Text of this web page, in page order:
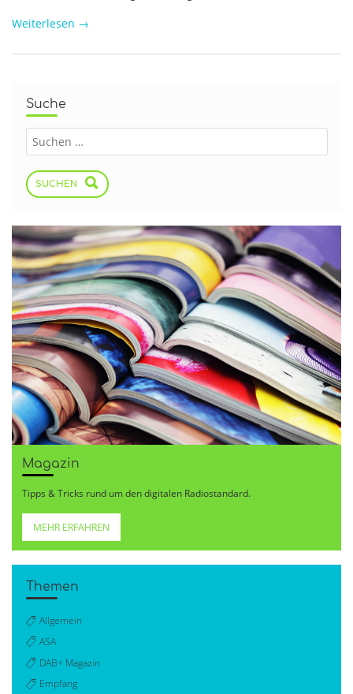
Weiterlesen →
Suche
SUCHEN
Magazin
Tipps & Tricks rund um den digitalen Radiostandard.
MEHR ERFAHREN
Themen
Allgemein
ASA
DAB+ Magazin
Empfang